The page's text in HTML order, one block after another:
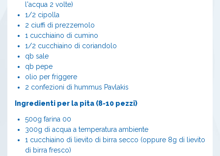
l'acqua 2 volte)
1/2 cipolla
2 ciuffi di prezzemolo
1 cucchiaino di cumino
1/2 cucchiaino di coriandolo
qb sale
qb pepe
olio per friggere
2 confezioni di hummus Pavlakis
Ingredienti per la pita (8-10 pezzi)
500g farina 00
300g di acqua a temperatura ambiente
1 cucchiaino di lievito di birra secco (oppure 8g di lievito
di birra fresco)